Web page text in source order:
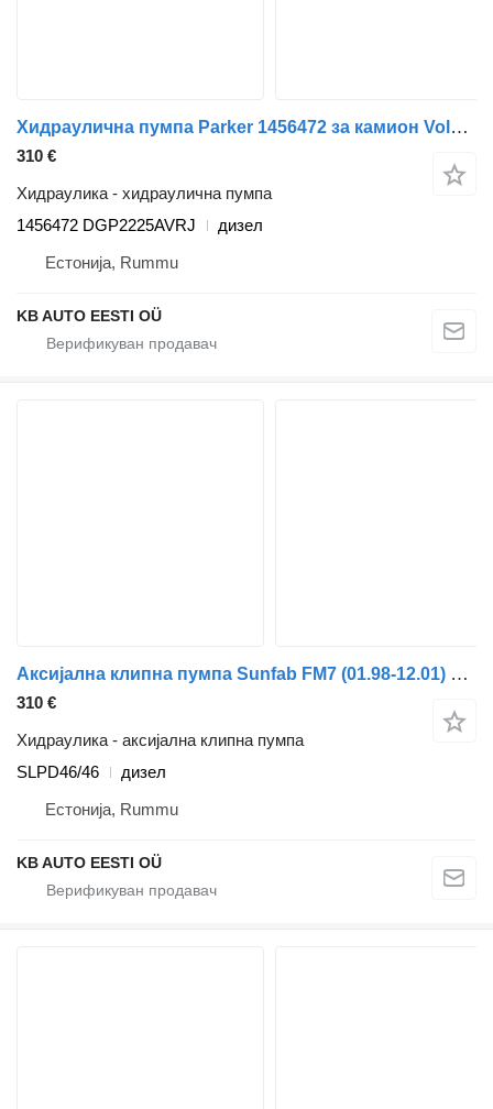
Хидраулична пумпа Parker 1456472 за камион Volvo FM7-FM12, FM, FMX (1998-2014)
310 €
Хидраулика - хидраулична пумпа
1456472 DGP2225AVRJ
дизел
Естонија, Rummu
KB AUTO EESTI OÜ
Аксијална клипна пумпа Sunfab FM7 (01.98-12.01) SLPD46/46 за камион Volvo FM7-FM12, FM, FMX (1998-2014)
310 €
Хидраулика - аксијална клипна пумпа
SLPD46/46
дизел
Естонија, Rummu
KB AUTO EESTI OÜ